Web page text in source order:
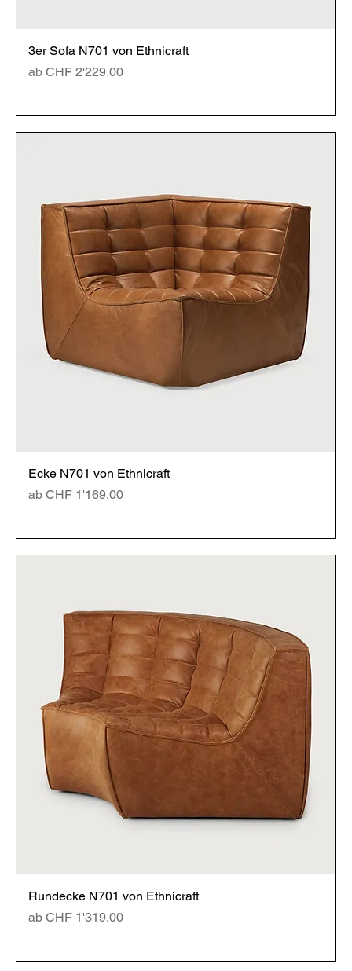
3er Sofa N701 von Ethnicraft
ab CHF 2'229.00
Sale-Preis
Ecke N701 von Ethnicraft
ab CHF 1'169.00
Sale-Preis
Rundecke N701 von Ethnicraft
ab CHF 1'319.00
Sale-Preis